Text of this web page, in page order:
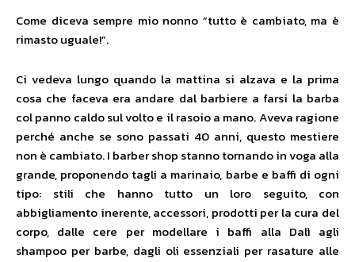
Come diceva sempre mio nonno “tutto è cambiato, ma è
rimasto uguale!”.
Ci vedeva lungo quando la mattina si alzava e la prima
cosa che faceva era andare dal barbiere a farsi la barba
col panno caldo sul volto e il rasoio a mano. Aveva ragione
perché anche se sono passati 40 anni, questo mestiere
non è cambiato. I barber shop stanno tornando in voga alla
grande, proponendo tagli a marinaio, barbe e baffi di ogni
tipo: stili che hanno tutto un loro seguito, con
abbigliamento inerente, accessori, prodotti per la cura del
corpo, dalle cere per modellare i baffi alla Dalì agli
shampoo per barbe, dagli oli essenziali per rasature alle